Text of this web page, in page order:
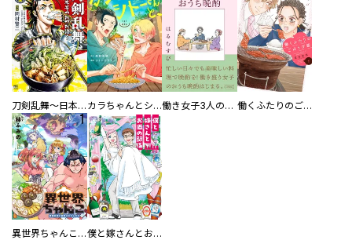
刀剣乱舞～日本号つれづれ酒～ カラちゃんとシトーさんと、 【分冊版】 働き女子3人のおうち晩酌 働くふたりのごほうび飯
異世界ちゃんこ～横綱目前に召喚されたんだが～ 【連載版】 僕と嫁さんとお酒の関係